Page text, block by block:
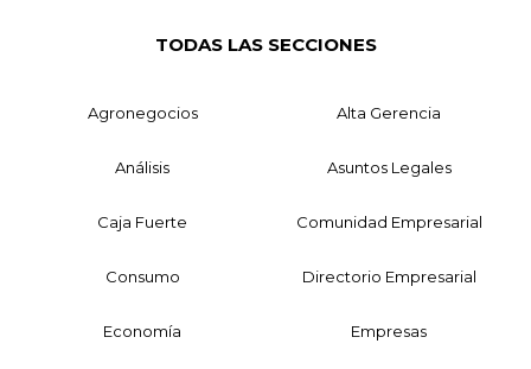
TODAS LAS SECCIONES
Agronegocios Alta Gerencia
Análisis Asuntos Legales
Caja Fuerte Comunidad Empresarial
Consumo Directorio Empresarial
Economía Empresas